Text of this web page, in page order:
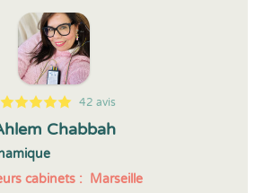
5
1
5
42 42 avis
Chabbah
cabinets : Marseille